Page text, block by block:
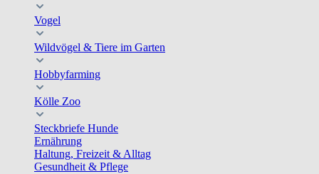
Vogel
Wildvögel & Tiere im Garten
Hobbyfarming
Kölle Zoo
Steckbriefe Hunde
Ernährung
Haltung, Freizeit & Alltag
Gesundheit & Pflege